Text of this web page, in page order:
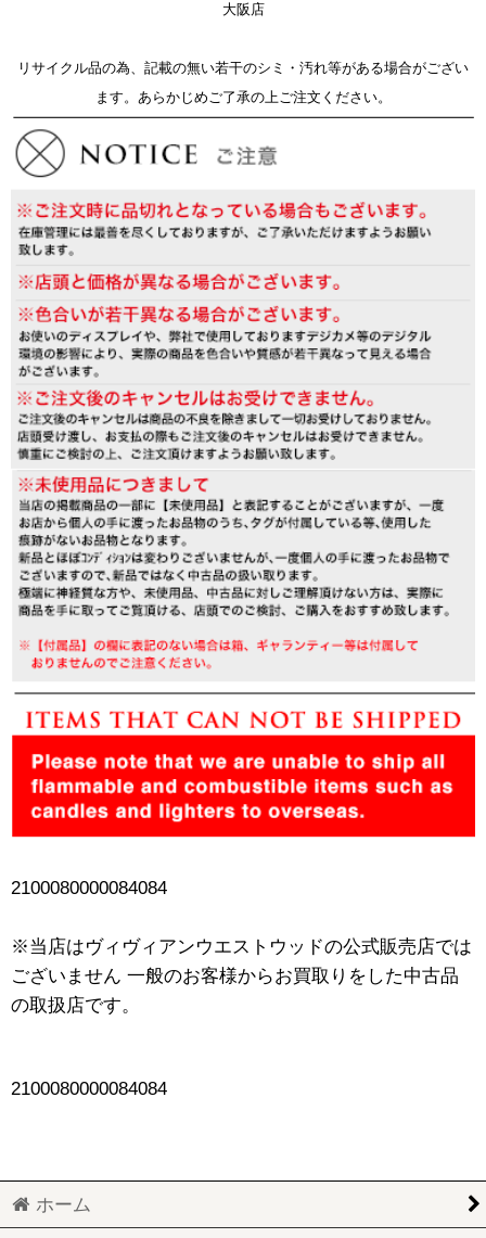
大阪店
リサイクル品の為、記載の無い若干のシミ・汚れ等がある場合がござい
ます。あらかじめご了承の上ご注文ください。
2100080000084084
※当店はヴィヴィアンウエストウッドの公式販売店では
ございません 一般のお客様からお買取りをした中古品
の取扱店です。
2100080000084084
ホーム